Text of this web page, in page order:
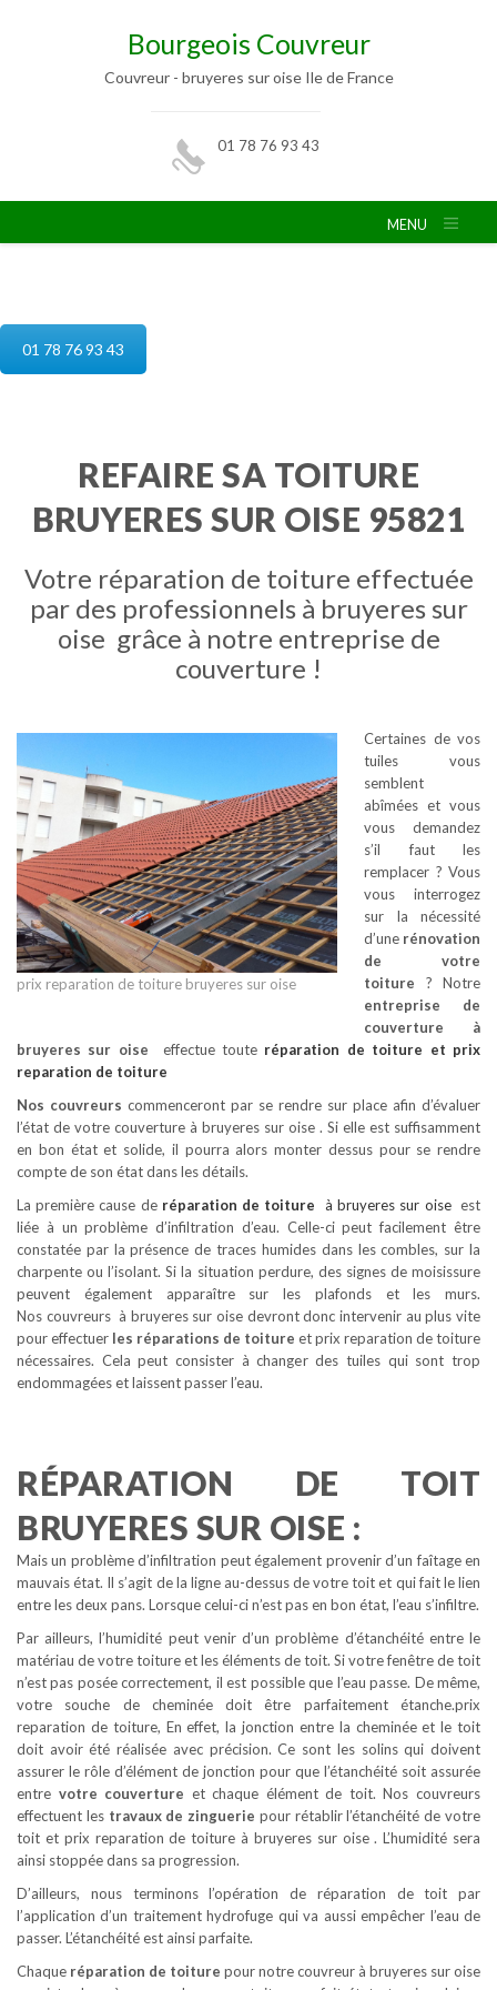
Bourgeois Couvreur
Couvreur - bruyeres sur oise Ile de France
01 78 76 93 43
MENU
01 78 76 93 43
REFAIRE SA TOITURE
BRUYERES SUR OISE 95821
Votre réparation de toiture effectuée
par des professionnels à bruyeres sur
oise grâce à notre entreprise de
couverture !
prix reparation de toiture bruyeres sur oise
Certaines de vos
tuiles vous
semblent
abîmées et vous
vous demandez
s’il faut les
remplacer ? Vous
vous interrogez
sur la nécessité
d’une rénovation
de votre
toiture ? Notre
entreprise de
couverture à
bruyeres sur oise effectue toute réparation de toiture et prix
reparation de toiture
Nos couvreurs commenceront par se rendre sur place afin d’évaluer
l’état de votre couverture à bruyeres sur oise . Si elle est suffisamment
en bon état et solide, il pourra alors monter dessus pour se rendre
compte de son état dans les détails.
La première cause deréparation de toiture à bruyeres sur oiseest
liée à un problème d’infiltration d’eau. Celle-ci peut facilement être
constatée par la présence de traces humides dans les combles, sur la
charpente ou l’isolant. Si la situation perdure, des signes de moisissure
peuvent également apparaître sur les plafonds et les murs.
Nos couvreurs à bruyeres sur oise devront donc intervenir au plus vite
pour effectuer les réparations de toiture et prix reparation de toiture
nécessaires. Cela peut consister à changer des tuiles qui sont trop
endommagées et laissent passer l’eau.
RÉPARATION DE TOIT
BRUYERES SUR OISE :
Mais un problème d’infiltration peut également provenir d’un faîtage en
mauvais état. Il s’agit de la ligne au-dessus de votre toit et qui fait le lien
entre les deux pans. Lorsque celui-ci n’est pas en bon état, l’eau s’infiltre.
Par ailleurs, l’humidité peut venir d’un problème d’étanchéité entre le
matériau de votre toiture et les éléments de toit. Si votre fenêtre de toit
n’est pas posée correctement, il est possible que l’eau passe. De même,
votre souche de cheminée doit être parfaitement étanche.prix
reparation de toiture, En effet, la jonction entre la cheminée et le toit
doit avoir été réalisée avec précision. Ce sont les solins qui doivent
assurer le rôle d’élément de jonction pour que l’étanchéité soit assurée
entre votre couverture et chaque élément de toit. Nos couvreurs
effectuent lestravaux de zinguerie pour rétablir l’étanchéité de votre
toit et prix reparation de toiture à bruyeres sur oise . L’humidité sera
ainsi stoppée dans sa progression.
D’ailleurs, nous terminons l’opération de réparation de toit par
l’application d’un traitement hydrofuge qui va aussi empêcher l’eau de
passer. L’étanchéité est ainsi parfaite.
Chaque réparation de toiture pour notre couvreur à bruyeres sur oise